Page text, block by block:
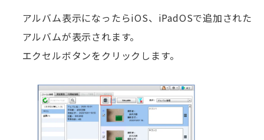
アルバム表示になったらiOS、iPadOSで追加された
アルバムが表示されます。
エクセルボタンをクリックします。